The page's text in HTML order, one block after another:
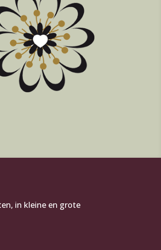
in kleine en grote